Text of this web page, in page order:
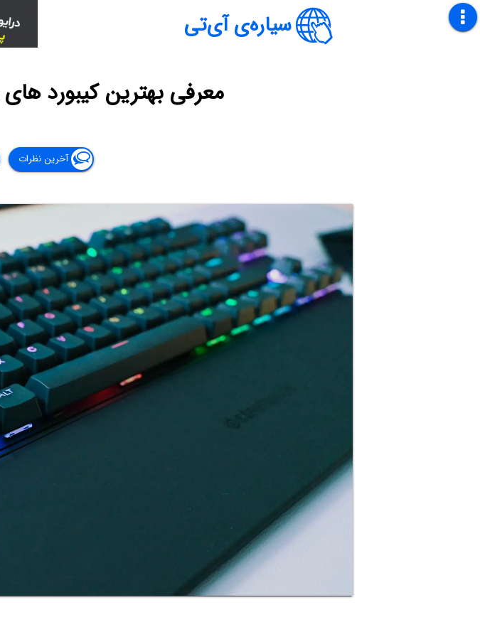
سیاره‌ی آی‌تی
معرفی بهترین کیبورد
آخرین نظرات